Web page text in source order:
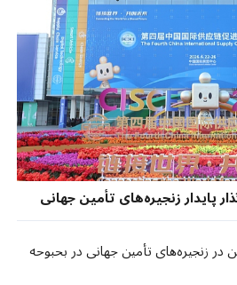
پایدار زنجیره‌های تأمین جهانی
زنجیره‌های تأمین جهانی در بحبوحه